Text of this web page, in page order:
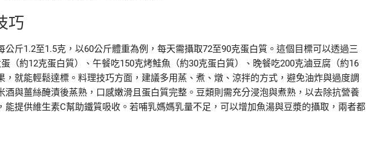
巧
斤1.2至1.5克，以60公斤體重為例，每天需攝取72至90克蛋白質。這個目標可以透過三
（約12克蛋白質）、午餐吃150克烤鮭魚（約30克蛋白質）、晚餐吃200克滷豆腐（約16
，就能輕鬆達標。料理技巧方面，建議多用蒸、煮、燉、涼拌的方式，避免油炸與過度調
酒與薑絲醃漬後蒸熟，口感嫩滑且蛋白質完整。豆類則需充分浸泡與煮熟，以去除抗營養
能提供維生素C幫助鐵質吸收。若哺乳媽媽乳量不足，可以增加魚湯與豆漿的攝取，兩者都